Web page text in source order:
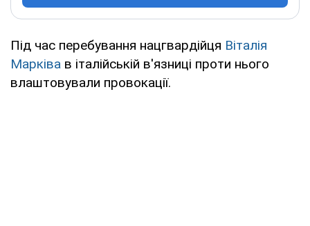
Під час перебування нацгвардійця Віталія
Марківа в італійській в'язниці проти нього
влаштовували провокації.